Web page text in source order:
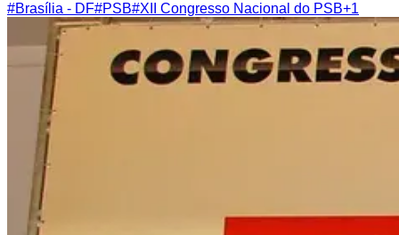
#Brasília - DF#PSB#XII Congresso Nacional do PSB+1